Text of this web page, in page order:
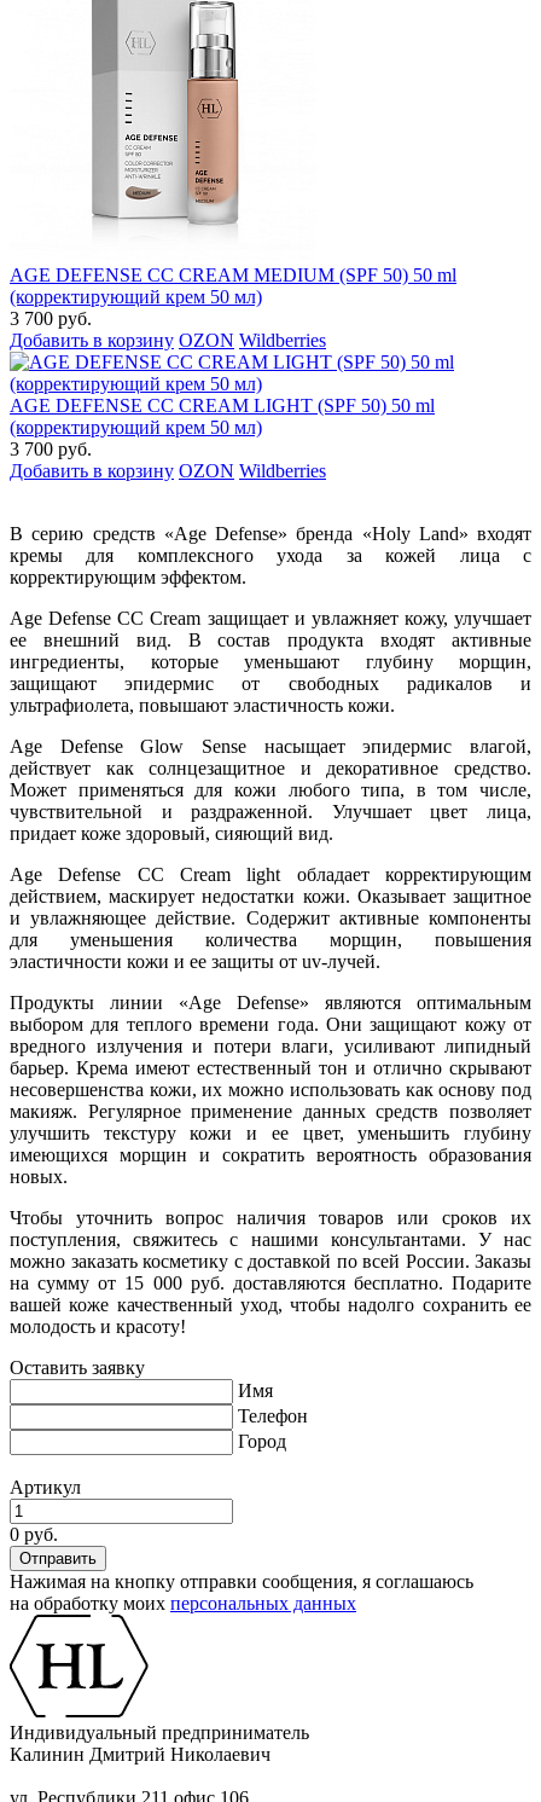
AGE DEFENSE CC CREAM MEDIUM (SPF 50) 50 ml
(корректирующий крем 50 мл)
3 700 руб.
Добавить в корзину OZON Wildberries
AGE DEFENSE CC CREAM LIGHT (SPF 50) 50 ml
(корректирующий крем 50 мл)
3 700 руб.
Добавить в корзину OZON Wildberries
В серию средств «Age Defense» бренда «Holy Land» входят
кремы для комплексного ухода за кожей лица с
корректирующим эффектом.
Age Defense CC Cream защищает и увлажняет кожу, улучшает
ее внешний вид. В состав продукта входят активные
ингредиенты, которые уменьшают глубину морщин,
защищают эпидермис от свободных радикалов и
ультрафиолета, повышают эластичность кожи.
Age Defense Glow Sense насыщает эпидермис влагой,
действует как солнцезащитное и декоративное средство.
Может применяться для кожи любого типа, в том числе,
чувствительной и раздраженной. Улучшает цвет лица,
придает коже здоровый, сияющий вид.
Age Defense CC Cream light обладает корректирующим
действием, маскирует недостатки кожи. Оказывает защитное
и увлажняющее действие. Содержит активные компоненты
для уменьшения количества морщин, повышения
эластичности кожи и ее защиты от uv-лучей.
Продукты линии «Age Defense» являются оптимальным
выбором для теплого времени года. Они защищают кожу от
вредного излучения и потери влаги, усиливают липидный
барьер. Крема имеют естественный тон и отлично скрывают
несовершенства кожи, их можно использовать как основу под
макияж. Регулярное применение данных средств позволяет
улучшить текстуру кожи и ее цвет, уменьшить глубину
имеющихся морщин и сократить вероятность образования
новых.
Чтобы уточнить вопрос наличия товаров или сроков их
поступления, свяжитесь с нашими консультантами. У нас
можно заказать косметику с доставкой по всей России. Заказы
на сумму от 15 000 руб. доставляются бесплатно. Подарите
вашей коже качественный уход, чтобы надолго сохранить ее
молодость и красоту!
Оставить заявку
Имя
Телефон
Город
Артикул
0 руб.
Нажимая на кнопку отправки сообщения, я соглашаюсь
на обработку моих персональных данных
Индивидуальный предприниматель
Калинин Дмитрий Николаевич
ул. Республики 211 офис 106